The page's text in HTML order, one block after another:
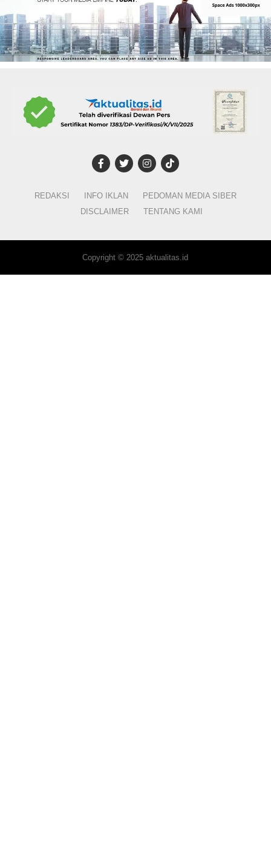
REDAKSI INFO IKLAN
PEDOMAN MEDIA SIBER
DISCLAIMER
TENTANG KAMI
Copyright © 2025 aktualitas.id